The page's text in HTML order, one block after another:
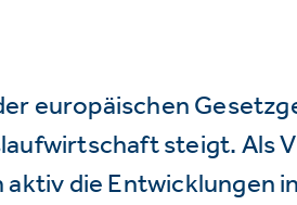
europäischen
steigt. Als
aktiv die Entwicklungen